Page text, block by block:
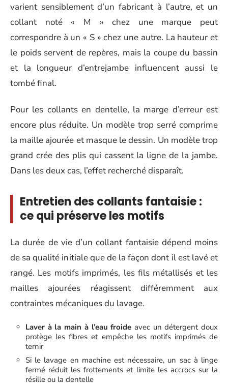
varient sensiblement d’un fabricant à l’autre, et un
collant noté « M » chez une marque peut
correspondre à un « S » chez une autre. La hauteur et
le poids servent de repères, mais la coupe du bassin
et la longueur d’entrejambe influencent aussi le
tombé final.
Pour les collants en dentelle, la marge d’erreur est
encore plus réduite. Un modèle trop serré comprime
la maille ajourée et masque le dessin. Un modèle trop
grand crée des plis qui cassent la ligne de la jambe.
Dans les deux cas, l’effet recherché disparaît.
Entretien des collants fantaisie :
ce qui préserve les motifs
La durée de vie d’un collant fantaisie dépend moins
de sa qualité initiale que de la façon dont il est lavé et
rangé. Les motifs imprimés, les fils métallisés et les
mailles ajourées réagissent différemment aux
contraintes mécaniques du lavage.
Laver à la main à l’eau froide avec un détergent doux
protège les fibres et empêche les motifs imprimés de
ternir
Si le lavage en machine est nécessaire, un sac à linge
fermé réduit les frottements et limite les accrocs sur la
résille ou la dentelle